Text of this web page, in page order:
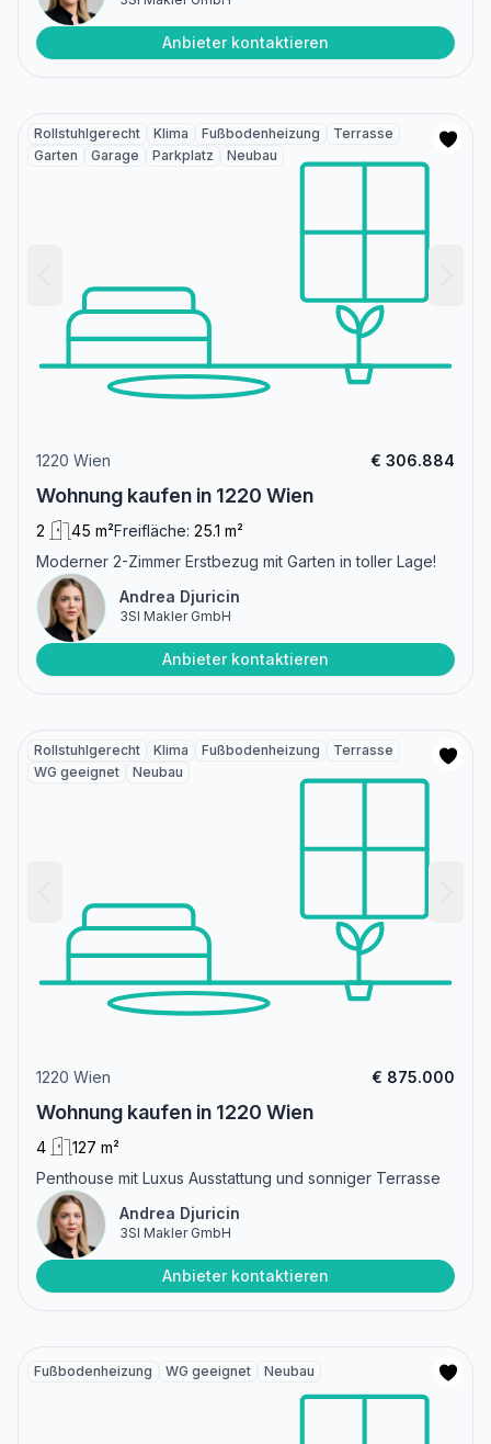
Anbieter kontaktieren
Rollstuhlgerecht Klima Fußbodenheizung
Terrasse
Garten
Garage Parkplatz Neubau
1220 Wien € 306.884
Wohnung kaufen in 1220 Wien
2 45 m²Freifläche: 25.1 m²
Moderner 2-Zimmer Erstbezug mit Garten in toller Lage!
Andrea Djuricin
3SI Makler GmbH
Anbieter kontaktieren
Rollstuhlgerecht Klima Fußbodenheizung
Terrasse
WG geeignet
Neubau
1220 Wien € 875.000
Wohnung kaufen in 1220 Wien
4
127 m²
Penthouse mit Luxus Ausstattung und sonniger Terrasse
Andrea Djuricin
3SI Makler GmbH
Anbieter kontaktieren
Fußbodenheizung WG geeignet Neubau